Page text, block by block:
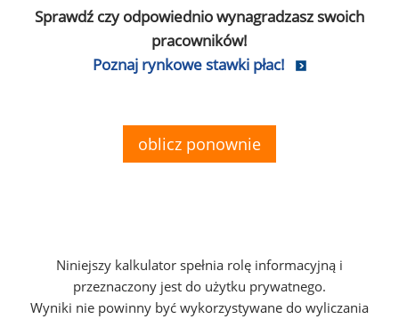
Sprawdź czy odpowiednio wynagradzasz swoich
pracowników!
Poznaj rynkowe stawki płac!
oblicz ponownie
Niniejszy kalkulator spełnia rolę informacyjną i
przeznaczony jest do użytku prywatnego.
Wyniki nie powinny być wykorzystywane do wyliczania